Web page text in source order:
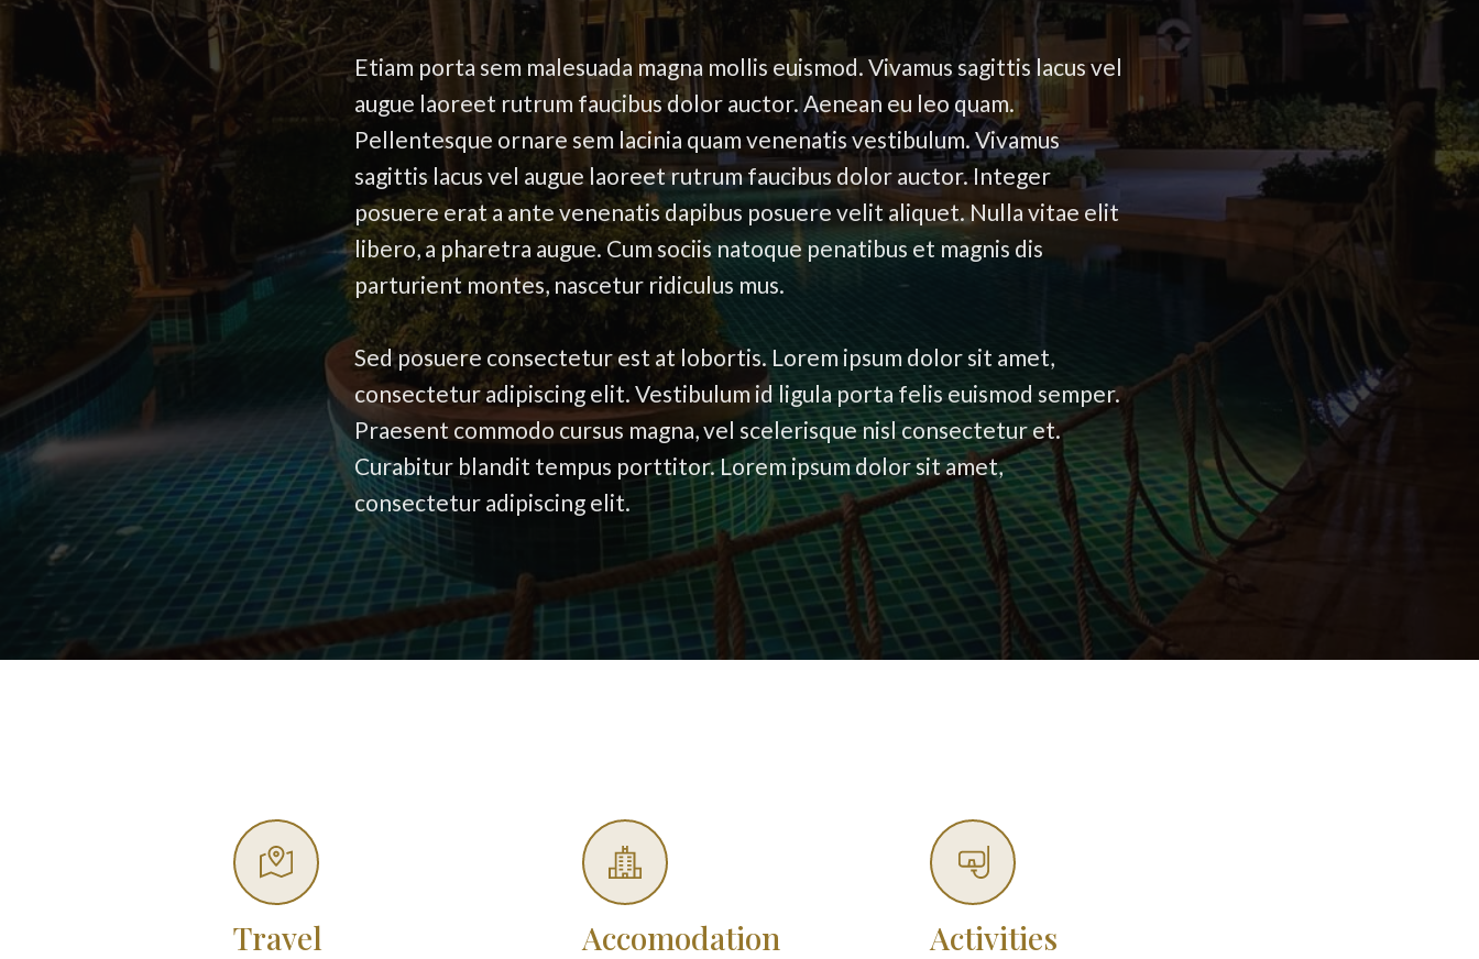
Etiam porta sem malesuada magna mollis euismod. Vivamus sagittis lacus vel
augue laoreet rutrum faucibus dolor auctor. Aenean eu leo quam.
Pellentesque ornare sem lacinia quam venenatis vestibulum. Vivamus
sagittis lacus vel augue laoreet rutrum faucibus dolor auctor. Integer
posuere erat a ante venenatis dapibus posuere velit aliquet. Nulla vitae elit
libero, a pharetra augue. Cum sociis natoque penatibus et magnis dis
parturient montes, nascetur ridiculus mus.
Sed posuere consectetur est at lobortis. Lorem ipsum dolor sit amet,
consectetur adipiscing elit. Vestibulum id ligula porta felis euismod semper.
Praesent commodo cursus magna, vel scelerisque nisl consectetur et.
Curabitur blandit tempus porttitor. Lorem ipsum dolor sit amet,
consectetur adipiscing elit.
Travel Accomodation Activities